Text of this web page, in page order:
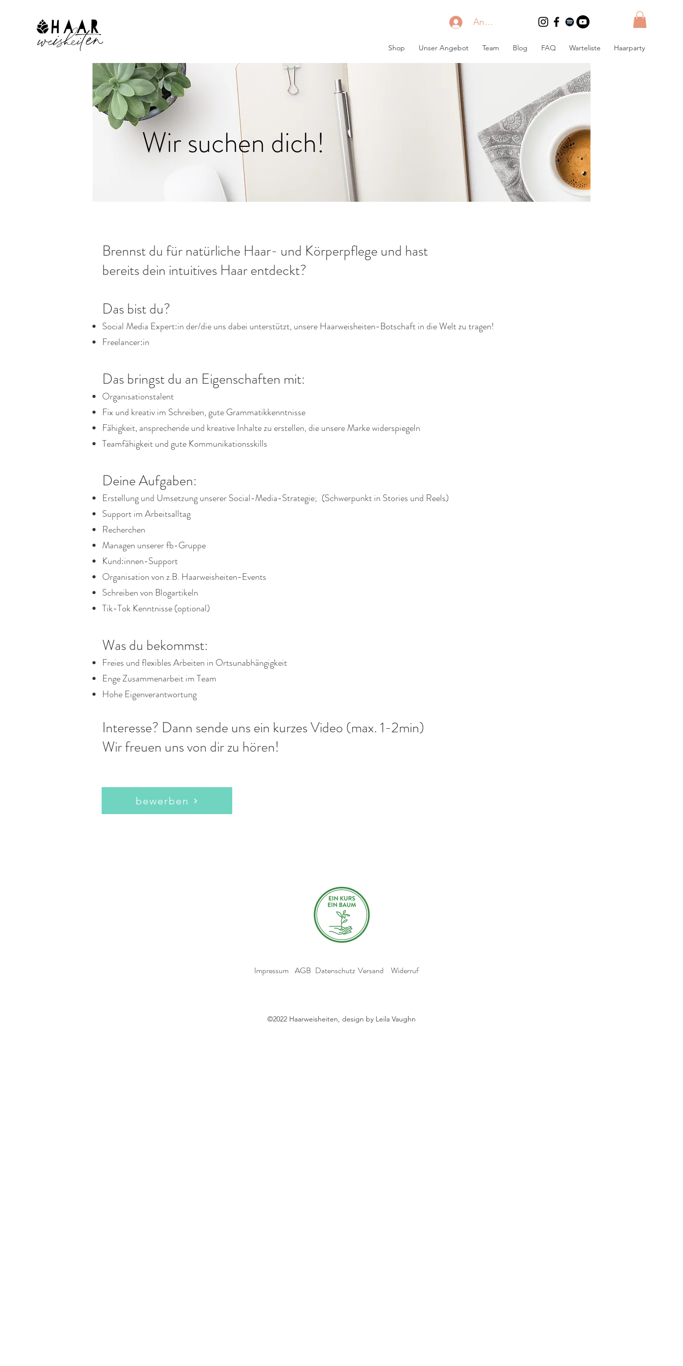
Anmelden
Shop Unser Angebot Team Blog FAQ Warteliste Haarparty
Wir suchen dich!
Brennst du für natürliche Haar- und Körperpflege und hast
bereits dein intuitives Haar entdeckt?
Das bist du?
Social Media Expert:in der/die uns dabei unterstützt, unsere Haarweisheiten-Botschaft in die Welt zu tragen!
Freelancer:in
Das bringst du an Eigenschaften mit:
Organisationstalent
Fix und kreativ im Schreiben, gute Grammatikkenntnisse
Fähigkeit, ansprechende und kreative Inhalte zu erstellen, die unsere Marke widerspiegeln
Teamfähigkeit und gute Kommunikationsskills
Deine Aufgaben:
Erstellung und Umsetzung unserer Social-Media-Strategie; (Schwerpunkt in Stories und Reels)
Support im Arbeitsalltag
Recherchen
Managen unserer fb-Gruppe
Kund:innen-Support
Organisation von z.B. Haarweisheiten-Events
Schreiben von Blogartikeln
Tik-Tok Kenntnisse (optional)
Was du bekommst:
Freies und flexibles Arbeiten in Ortsunabhängigkeit
Enge Zusammenarbeit im Team
Hohe Eigenverantwortung
Interesse? Dann sende uns ein kurzes Video (max. 1-2min)
Wir freuen uns von dir zu hören!
bewerben
Impressum AGB Datenschutz Versand Widerruf
©2022 Haarweisheiten, design by Leila Vaughn